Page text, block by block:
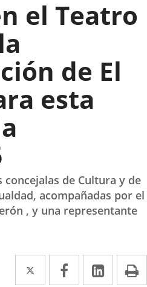
el Teatro
de El
esta
concejalas de Cultura y de
acompañadas por el
, y una representante
Twitter
Enlace Facebook
EnlaceEnlace